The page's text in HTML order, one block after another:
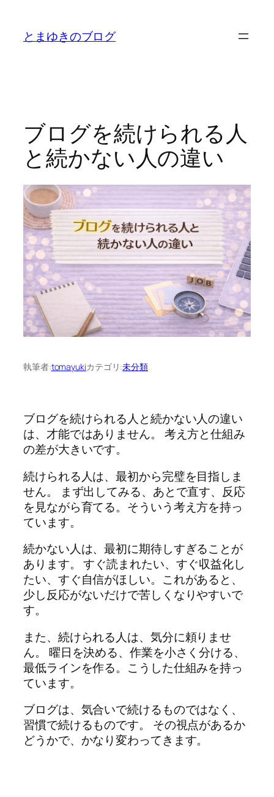
とまゆきのブログ
ブログを続けられる人
と続かない人の違い
執筆者:tomayukiカテゴリ:未分類
ブログを続けられる人と続かない人の違い
は、才能ではありません。 考え方と仕組み
の差が大きいです。
続けられる人は、最初から完璧を目指しま
せん。 まず出してみる、あとで直す、反応
を見ながら育てる。そういう考え方を持っ
ています。
続かない人は、最初に期待しすぎることが
あります。 すぐ読まれたい、すぐ収益化し
たい、すぐ自信がほしい。これがあると、
少し反応がないだけで苦しくなりやすいで
す。
また、続けられる人は、気分に頼りませ
ん。 曜日を決める、作業を小さく分ける、
最低ラインを作る。こうした仕組みを持っ
ています。
ブログは、気合いで続けるものではなく、
習慣で続けるものです。 その視点があるか
どうかで、かなり変わってきます。